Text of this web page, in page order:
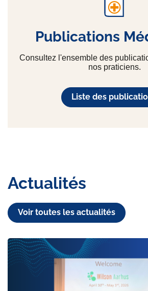
Publications
Consultez l'ensemble des
nos praticiens.
Liste des
Actualités
Voir toutes les actualités